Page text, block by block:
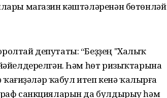
магазин кәштәләренән бөтөнләй
депутаты: “Беҙҙең "Халыҡ
Һәм һөт ризыҡтарына
ҡабул итеп кенә ҡалырға
санкцияларын да булдырыу һәм